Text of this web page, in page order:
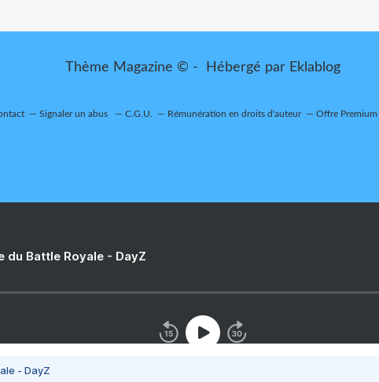
Thème Magazine © - Hébergé par Eklablog
Signaler un abus C.G.U. Rémunération en droits d'auteur Offre Premium
du Battle Royale - DayZ
- DayZ